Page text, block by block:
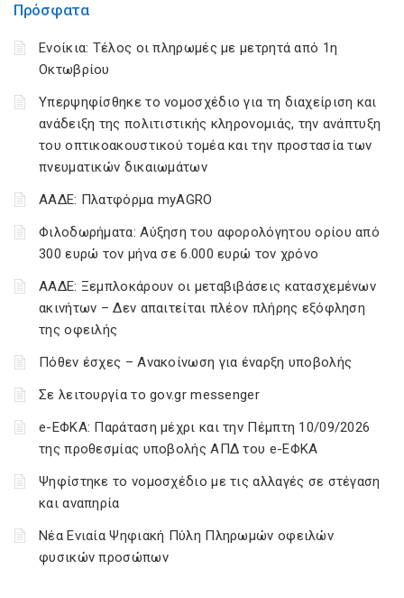
Πρόσφατα
Ενοίκια: Τέλος οι πληρωμές με μετρητά από 1η
Οκτωβρίου
Υπερψηφίσθηκε το νομοσχέδιο για τη διαχείριση και
ανάδειξη της πολιτιστικής κληρονομιάς, την ανάπτυξη
του οπτικοακουστικού τομέα και την προστασία των
πνευματικών δικαιωμάτων
ΑΑΔΕ: Πλατφόρμα myAGRO
Φιλοδωρήματα: Αύξηση του αφορολόγητου ορίου από
300 ευρώ τον μήνα σε 6.000 ευρώ τον χρόνο
ΑΑΔΕ: Ξεμπλοκάρουν οι μεταβιβάσεις κατασχεμένων
ακινήτων – Δεν απαιτείται πλέον πλήρης εξόφληση
της οφειλής
Πόθεν έσχες – Ανακοίνωση για έναρξη υποβολής
Σε λειτουργία το gov.gr messenger
e-ΕΦΚΑ: Παράταση μέχρι και την Πέμπτη 10/09/2026
της προθεσμίας υποβολής ΑΠΔ του e-ΕΦΚΑ
Ψηφίστηκε το νομοσχέδιο με τις αλλαγές σε στέγαση
και αναπηρία
Νέα Ενιαία Ψηφιακή Πύλη Πληρωμών οφειλών
φυσικών προσώπων